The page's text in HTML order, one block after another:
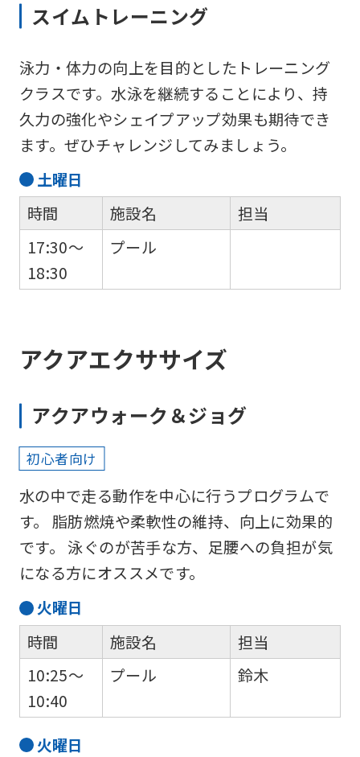
スイムトレーニング
泳力・体力の向上を目的としたトレーニング
クラスです。水泳を継続することにより、持
久力の強化やシェイプアップ効果も期待でき
ます。ぜひチャレンジしてみましょう。
土曜日
時間
17:30～
18:30
施設名
プール
担当
アクアエクササイズ
アクアウォーク＆ジョグ
初心者向け
水の中で走る動作を中心に行うプログラムで
す。 脂肪燃焼や柔軟性の維持、向上に効果的
です。 泳ぐのが苦手な方、足腰への負担が気
になる方にオススメです。
火曜日
時間
10:25～
10:40
施設名
プール
担当
鈴木
火曜日